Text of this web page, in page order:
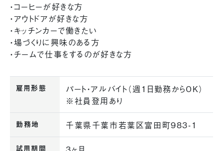
・コーヒーが好きな方
・アウトドアが好きな方
・キッチンカーで働きたい
・場づくりに興味のある方
・チームで仕事をするのが好きな方
雇用形態
パート・アルバイト（週1日勤務からOK）
※社員登用あり
勤務地 千葉県千葉市若葉区富田町983-1
試用期間